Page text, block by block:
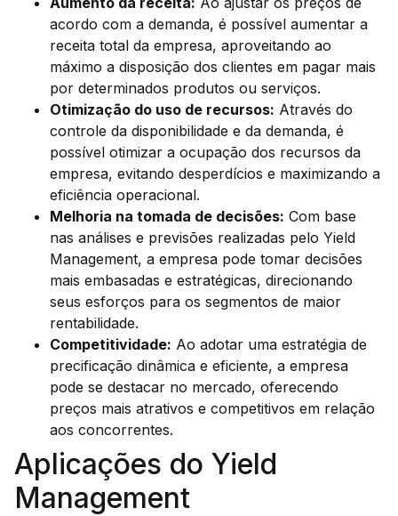
acordo com a demanda, é possível aumentar a
receita total da empresa, aproveitando ao
máximo a disposição dos clientes em pagar mais
por determinados produtos ou serviços.
Otimização do uso de recursos: Através do
controle da disponibilidade e da demanda, é
possível otimizar a ocupação dos recursos da
empresa, evitando desperdícios e maximizando a
eficiência operacional.
Melhoria na tomada de decisões: Com base
nas análises e previsões realizadas pelo Yield
Management, a empresa pode tomar decisões
mais embasadas e estratégicas, direcionando
seus esforços para os segmentos de maior
rentabilidade.
Competitividade: Ao adotar uma estratégia de
precificação dinâmica e eficiente, a empresa
pode se destacar no mercado, oferecendo
preços mais atrativos e competitivos em relação
aos concorrentes.
Aplicações do Yield
Management